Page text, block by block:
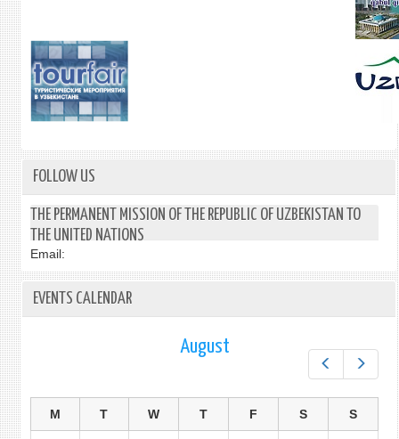
FOLLOW US
THE PERMANENT MISSION OF THE REPUBLIC OF UZBEKISTAN TO
THE UNITED NATIONS
Email:
EVENTS CALENDAR
August
M T W T F S S